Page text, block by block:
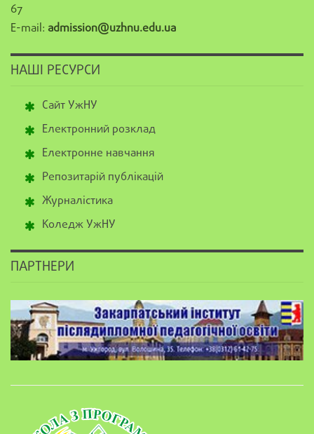
67
E-mail: admission@uzhnu.edu.ua
НАШІ РЕСУРСИ
Сайт УжНУ
Електронний розклад
Електронне навчання
Репозитарій публікацій
Журналістика
Коледж УжНУ
ПАРТНЕРИ